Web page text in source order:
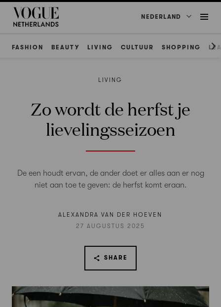
NEDERLAND
FASHION BEAUTY LIVING CULTUUR SHOPPING
LIVING
Zo wordt de herfst je
lievelingsseizoen
De een houdt ervan, de ander doet er alles aan er nog
niet aan toe te geven: de herfst komt eraan.
ALEXANDRA VAN DER HOEVEN
27 AUGUSTUS 2025
SHARE